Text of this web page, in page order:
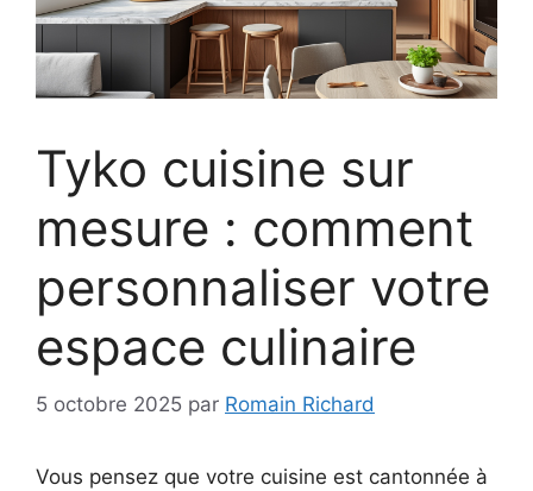
Tyko cuisine sur
mesure : comment
personnaliser votre
espace culinaire
5 octobre 2025 par Romain Richard
Vous pensez que votre cuisine est cantonnée à